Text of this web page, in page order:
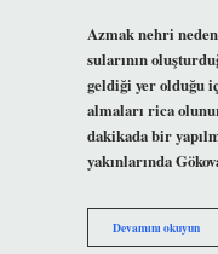
Azmak nehri
sularının
geldiği yer olduğu
almaları rica
dakikada bir
yakınlarında
Devamını okuyun